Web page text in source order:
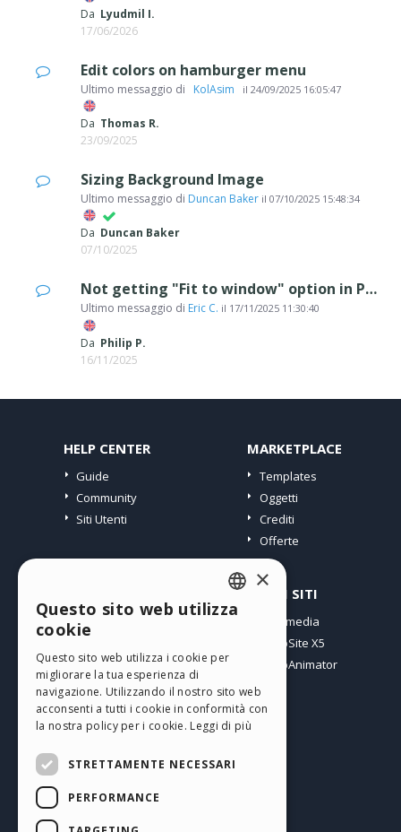
Da Lyudmil I.
17/06/2026
Edit colors on hamburger menu
Ultimo messaggio di ‪ KolAsim ‪ ‪ il 24/09/2025 16:05:47
Da Thomas R.
23/09/2025
Sizing Background Image
Ultimo messaggio di Duncan Bakeril 07/10/2025 15:48:34
Da Duncan Baker
07/10/2025
Not getting "Fit to window" option in Page section in Template Structure
Ultimo messaggio di Eric C. il 17/11/2025 11:30:40
Da Philip P.
16/11/2025
HELP CENTER
Guide
Community
Siti Utenti
MARKETPLACE
Templates
Oggetti
Crediti
Offerte
I miei post
I miei Download
Spazio Web
I miei Crediti
ALTRI SITI
Incomedia
WebSite X5
WebAnimator
Italiano
ENGLISH
SPANISH
PORTUGUESE
POLISH
×
Questo sito web utilizza
cookie
Questo sito web utilizza i cookie per
migliorare la tua esperienza di
navigazione. Utilizzando il nostro sito web
acconsenti a tutti i cookie in conformità con
la nostra policy per i cookie. Leggi di più
STRETTAMENTE NECESSARI
PERFORMANCE